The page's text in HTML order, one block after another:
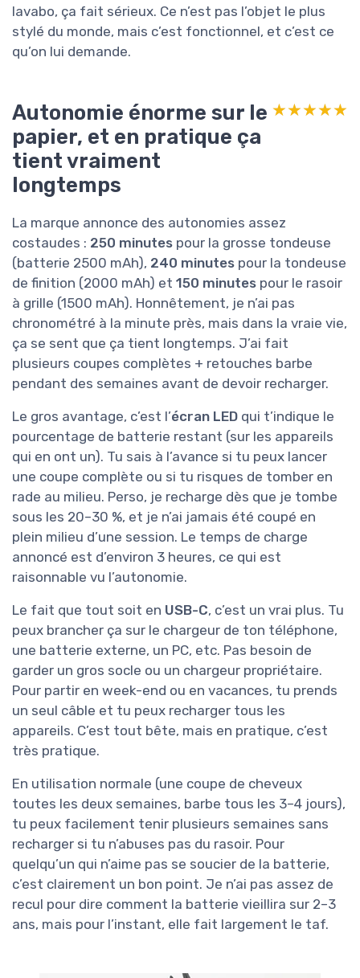
lavabo, ça fait sérieux. Ce n’est pas l’objet le plus
stylé du monde, mais c’est fonctionnel, et c’est ce
qu’on lui demande.
Autonomie énorme sur le
papier, et en pratique ça
tient vraiment
longtemps
★★★★★
★★★★★
La marque annonce des autonomies assez
costaudes : 250 minutes pour la grosse tondeuse
(batterie 2500 mAh), 240 minutes pour la tondeuse
de finition (2000 mAh) et 150 minutes pour le rasoir
à grille (1500 mAh). Honnêtement, je n’ai pas
chronométré à la minute près, mais dans la vraie vie,
ça se sent que ça tient longtemps. J’ai fait
plusieurs coupes complètes + retouches barbe
pendant des semaines avant de devoir recharger.
Le gros avantage, c’est l’écran LED qui t’indique le
pourcentage de batterie restant (sur les appareils
qui en ont un). Tu sais à l’avance si tu peux lancer
une coupe complète ou si tu risques de tomber en
rade au milieu. Perso, je recharge dès que je tombe
sous les 20–30 %, et je n’ai jamais été coupé en
plein milieu d’une session. Le temps de charge
annoncé est d’environ 3 heures, ce qui est
raisonnable vu l’autonomie.
Le fait que tout soit en USB-C, c’est un vrai plus. Tu
peux brancher ça sur le chargeur de ton téléphone,
une batterie externe, un PC, etc. Pas besoin de
garder un gros socle ou un chargeur propriétaire.
Pour partir en week-end ou en vacances, tu prends
un seul câble et tu peux recharger tous les
appareils. C’est tout bête, mais en pratique, c’est
très pratique.
En utilisation normale (une coupe de cheveux
toutes les deux semaines, barbe tous les 3–4 jours),
tu peux facilement tenir plusieurs semaines sans
recharger si tu n’abuses pas du rasoir. Pour
quelqu’un qui n’aime pas se soucier de la batterie,
c’est clairement un bon point. Je n’ai pas assez de
recul pour dire comment la batterie vieillira sur 2–3
ans, mais pour l’instant, elle fait largement le taf.